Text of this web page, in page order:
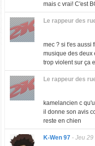
mais c vrai! C'est
Le rappeur des
mec ? si t'es aussi
musique des deux
trop violent sur ça
Le rappeur des
kamelancien c
il donne son avis
reste en chien
K-Wen 97- Jeu 29